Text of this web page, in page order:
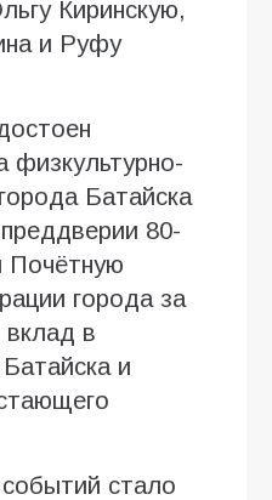
Киринскую,
и Руфу
физкультурно-
Батайска
80-
Почётную
города за
вклад в
и
стало